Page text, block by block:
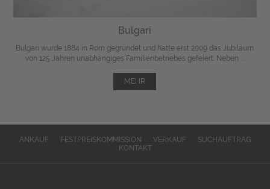
Bulgari
Bulgari wurde 1884 in Rom gegründet und hatte erst 2009 das Jubiläum
von 125 Jahren unabhängiges Familienbetriebes gefeiert. Neben ...
MEHR
ANKAUF FESTPREISKOMMISSION VERKAUF
SUCHAUFTRAG
KONTAKT